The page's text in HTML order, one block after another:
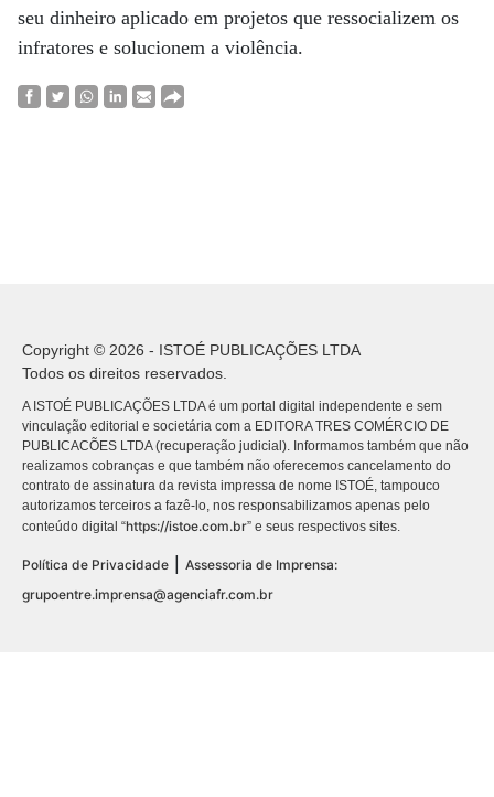
seu dinheiro aplicado em projetos que ressocializem os
infratores e solucionem a violência.
Copyright © 2026 - ISTOÉ PUBLICAÇÕES LTDA
Todos os direitos reservados.
A ISTOÉ PUBLICAÇÕES LTDA é um portal digital independente e sem
vinculação editorial e societária com a EDITORA TRES COMÉRCIO DE
PUBLICACÕES LTDA (recuperação judicial). Informamos também que não
realizamos cobranças e que também não oferecemos cancelamento do
contrato de assinatura da revista impressa de nome ISTOÉ, tampouco
autorizamos terceiros a fazê-lo, nos responsabilizamos apenas pelo
conteúdo digital “https://istoe.com.br” e seus respectivos sites.
Política de Privacidade
Assessoria de Imprensa:
grupoentre.imprensa@agenciafr.com.br